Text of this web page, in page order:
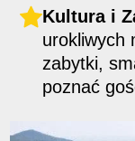
Kultura i
urokliwych
zabytki,
poznać